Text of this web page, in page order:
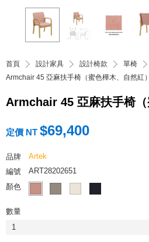
首頁 設計家具 設計椅款
單椅
Armchair 45 亞麻扶手椅（蜜色樺木、自然紅）
Armchair 45 亞麻扶手椅（
定價 NT $69,400
品牌
Artek
編號
ART28202651
顏色
數量
1